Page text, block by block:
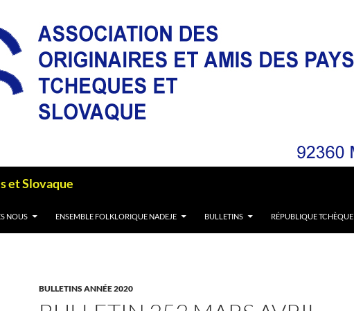
et Slovaque
NOUS ENSEMBLE FOLKLORIQUE NADEJE BULLETINS RÉPUBLIQUE TCHÈQUE
BULLETINS ANNÉE 2020